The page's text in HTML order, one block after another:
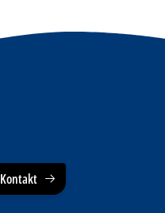
Kontakt